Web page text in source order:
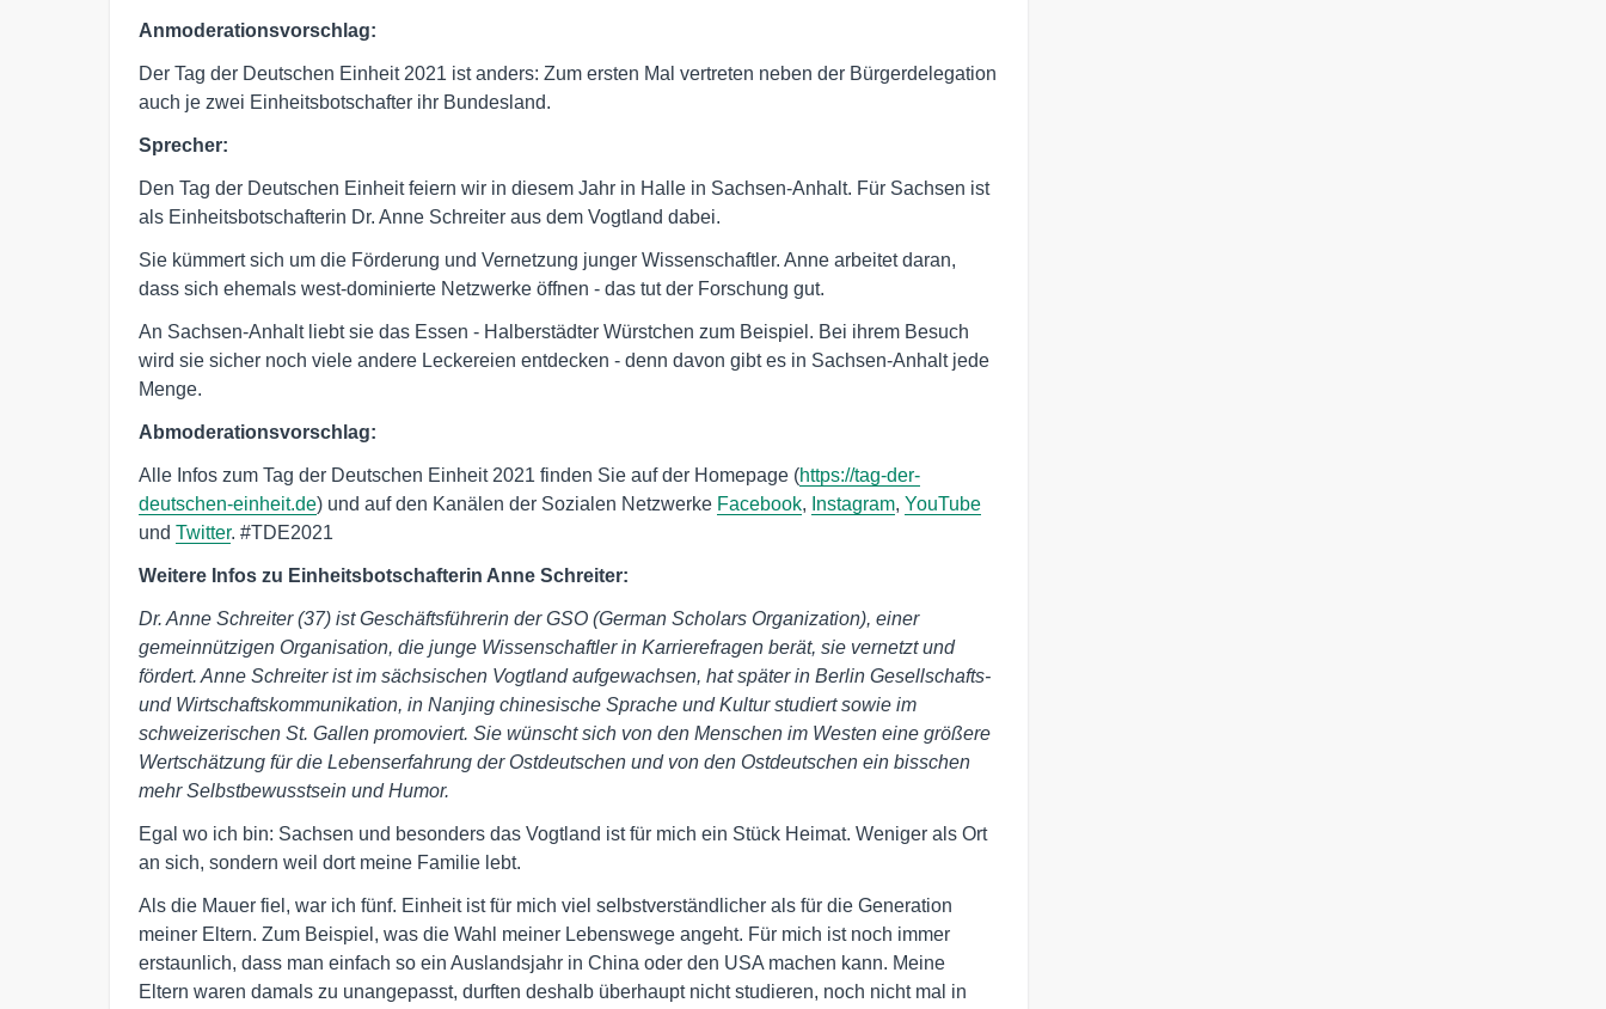
Anmoderationsvorschlag:
Der Tag der Deutschen Einheit 2021 ist anders: Zum ersten Mal vertreten neben der Bürgerdelegation
auch je zwei Einheitsbotschafter ihr Bundesland.
Sprecher:
Den Tag der Deutschen Einheit feiern wir in diesem Jahr in Halle in Sachsen-Anhalt. Für Sachsen ist
als Einheitsbotschafterin Dr. Anne Schreiter aus dem Vogtland dabei.
Sie kümmert sich um die Förderung und Vernetzung junger Wissenschaftler. Anne arbeitet daran,
dass sich ehemals west-dominierte Netzwerke öffnen - das tut der Forschung gut.
An Sachsen-Anhalt liebt sie das Essen - Halberstädter Würstchen zum Beispiel. Bei ihrem Besuch
wird sie sicher noch viele andere Leckereien entdecken - denn davon gibt es in Sachsen-Anhalt jede
Menge.
Abmoderationsvorschlag:
Alle Infos zum Tag der Deutschen Einheit 2021 finden Sie auf der Homepage (https://tag-der-
deutschen-einheit.de) und auf den Kanälen der Sozialen Netzwerke Facebook, Instagram, YouTube
und Twitter. #TDE2021
Weitere Infos zu Einheitsbotschafterin Anne Schreiter:
Dr. Anne Schreiter (37) ist Geschäftsführerin der GSO (German Scholars Organization), einer
gemeinnützigen Organisation, die junge Wissenschaftler in Karrierefragen berät, sie vernetzt und
fördert. Anne Schreiter ist im sächsischen Vogtland aufgewachsen, hat später in Berlin Gesellschafts-
und Wirtschaftskommunikation, in Nanjing chinesische Sprache und Kultur studiert sowie im
schweizerischen St. Gallen promoviert. Sie wünscht sich von den Menschen im Westen eine größere
Wertschätzung für die Lebenserfahrung der Ostdeutschen und von den Ostdeutschen ein bisschen
mehr Selbstbewusstsein und Humor.
Egal wo ich bin: Sachsen und besonders das Vogtland ist für mich ein Stück Heimat. Weniger als Ort
an sich, sondern weil dort meine Familie lebt.
Als die Mauer fiel, war ich fünf. Einheit ist für mich viel selbstverständlicher als für die Generation
meiner Eltern. Zum Beispiel, was die Wahl meiner Lebenswege angeht. Für mich ist noch immer
erstaunlich, dass man einfach so ein Auslandsjahr in China oder den USA machen kann. Meine
Eltern waren damals zu unangepasst, durften deshalb überhaupt nicht studieren, noch nicht mal in